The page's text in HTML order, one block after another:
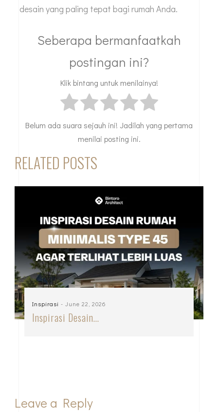
desain yang paling tepat bagi rumah Anda.
Seberapa bermanfaatkah
postingan ini?
Klik bintang untuk menilainya!
Belum ada suara sejauh ini! Jadilah yang pertama
menilai posting ini.
RELATED POSTS
Inspirasi - June 22, 2026
Inspirasi Desain…
Leave a Reply